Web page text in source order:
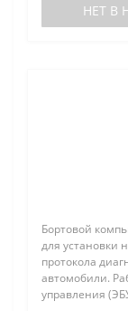
НЕТ В
Бортовой
для установки
протокола
автомобили.
управления